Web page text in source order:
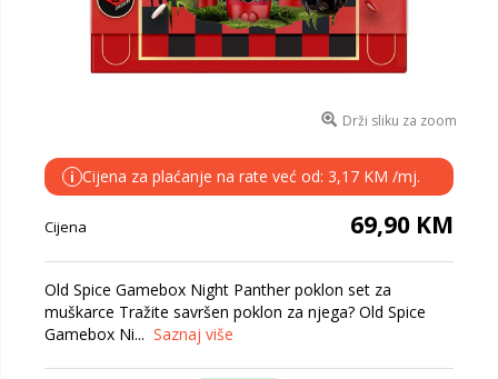
Drži sliku za zoom
i Cijena za plaćanje na rate već od: 3,17 KM /mj.
Cijena 69,90 KM
Old Spice Gamebox Night Panther poklon set za
muškarce Tražite savršen poklon za njega? Old Spice
Gamebox Ni... Saznaj više